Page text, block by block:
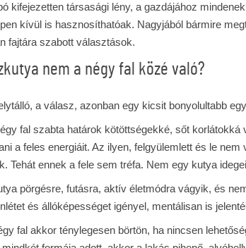
kifejezetten társasági lény, a gazdájához
kívül is hasznosíthatóak. Nagyjából bármire
fajtára szabott választások.
nem a négy fal közé való?
a válasz, azonban egy kicsit bonyolultabb
fal szabta határok kötöttségekké, sőt
a feles energiáit. Az ilyen, felgyülemlett és le
Tehát ennek a fele sem tréfa. Nem egy kutya
pörgésre, futásra, aktív életmódra vágyik, és
és állóképességet igényel, mentálisan is
fal akkor ténylegesen börtön, ha nincsen